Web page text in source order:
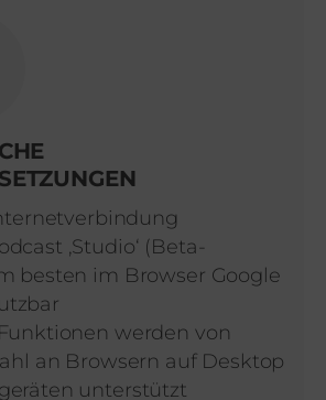
‚Studio‘ (Beta-
besten im Browser Google
werden von
an Browsern auf Desktop
unterstützt